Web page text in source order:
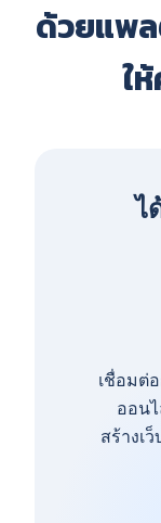
ด้วยแพล
ใ
ไ
เชื่อมต่
ออน
สร้างเ